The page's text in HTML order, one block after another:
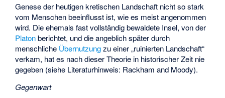
Genese der heutigen kretischen Landschaft nicht so stark
vom Menschen beeinflusst ist, wie es meist angenommen
wird. Die ehemals fast vollständig bewaldete Insel, von der
Platonberichtet, und die angeblich später durch
menschliche Übernutzungzu einer „ruinierten Landschaft“
verkam, hat es nach dieser Theorie in historischer Zeit nie
gegeben (siehe Literaturhinweis: Rackham and Moody).
Gegenwart